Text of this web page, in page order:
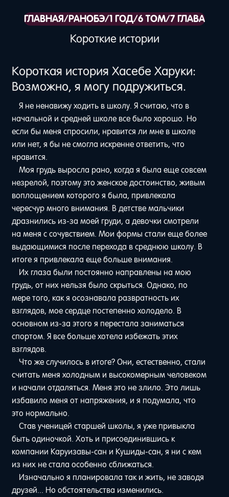
ГЛАВНАЯ/РАНОБЭ/1 ГОД/6 ТОМ/7 ГЛАВА
Короткие истории
Короткая история Хасебе Харуки:
Возможно, я могу подружиться.
Я не ненавижу ходить в школу. Я считаю, что в
начальной и средней школе все было хорошо. Но
если бы меня спросили, нравится ли мне в школе
или нет, я бы не смогла искренне ответить, что
нравится.
Моя грудь выросла рано, когда я была еще совсем
незрелой, поэтому это женское достоинство, живым
воплощением которого я была, привлекала
чересчур много внимания. В детстве мальчики
дразнились из-за моей груди, а девочки смотрели
на меня с сочувствием. Мои формы стали еще более
выдающимися после перехода в среднюю школу. В
итоге я привлекала еще больше внимания.
Их глаза были постоянно направлены на мою
грудь, от них нельзя было скрыться. Однако, по
мере того, как я осознавала развратность их
взглядов, мое сердце постепенно холодело. В
основном из-за этого я перестала заниматься
спортом. Я все больше хотела избежать этих
взглядов.
Что же случилось в итоге? Они, естественно, стали
считать меня холодным и высокомерным человеком
и начали отдаляться. Меня это не злило. Это лишь
избавило меня от напряжения, и я подумала, что
это нормально.
Став ученицей старшей школы, я уже привыкла
быть одиночкой. Хоть и присоединившись к
компании Каруизавы-сан и Кушиды-сан, я ни с кем
из них не стала особенно сближаться.
Изначально я планировала так и жить, не заводя
друзей... Но обстоятельства изменились.